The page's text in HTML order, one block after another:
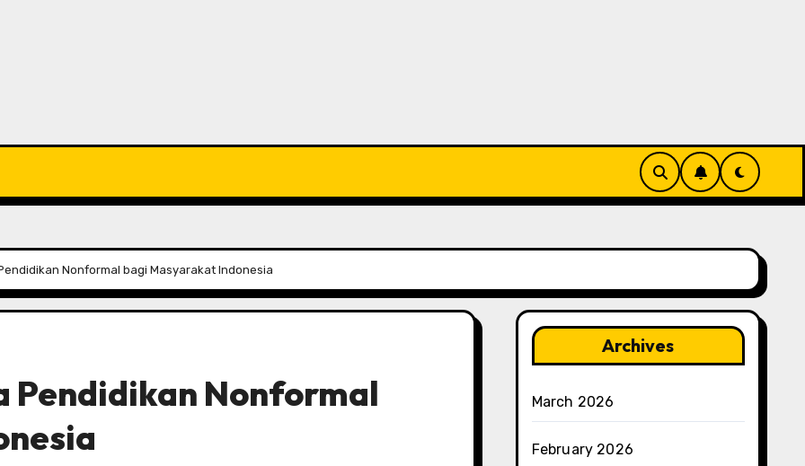
Nonformal bagi Masyarakat Indonesia
Pendidikan Nonformal
Archives
March 2026
February 2026